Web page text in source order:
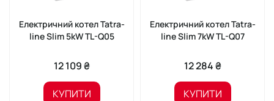
Електричний котел Tatra-
line Slim 5kW TL-Q05
12 109 ₴
КУПИТИ
Електричний котел Tatra-
line Slim 7kW TL-Q07
12 284 ₴
КУПИТИ